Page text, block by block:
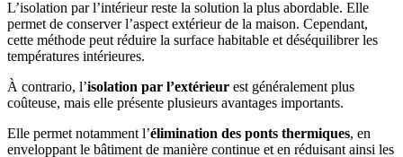
L’isolation par l’intérieur reste la solution la plus abordable. Elle
permet de conserver l’aspect extérieur de la maison. Cependant,
cette méthode peut réduire la surface habitable et déséquilibrer les
températures intérieures.
À contrario, l’isolation par l’extérieur est généralement plus
coûteuse, mais elle présente plusieurs avantages importants.
Elle permet notamment l’élimination des ponts thermiques, en
enveloppant le bâtiment de manière continue et en réduisant ainsi les